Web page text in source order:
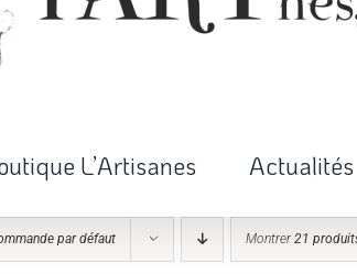
L’Artisanes Actualités
par défaut Montrer21